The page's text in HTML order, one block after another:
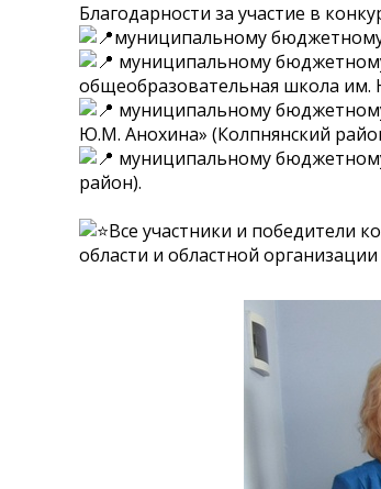
Благодарности за участие в
муниципальному
муниципальному
общеобразовательная школа им.
муниципальному
Ю.М. Анохина» (Колпнянский
муниципальному
район).
Все участники и победители
области и областной